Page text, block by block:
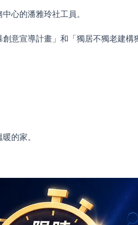
心的潘雅玲社工員。
意宣導計畫」和「獨居不獨老建構
的家。